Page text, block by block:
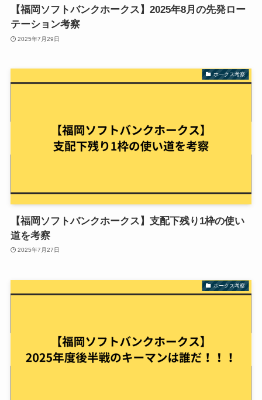
【福岡ソフトバンクホークス】2025年8月の先発ロー
テーション考察
2025年7月29日
ホークス考察
【福岡ソフトバンクホークス】支配下残り1枠の使い
道を考察
2025年7月27日
ホークス考察